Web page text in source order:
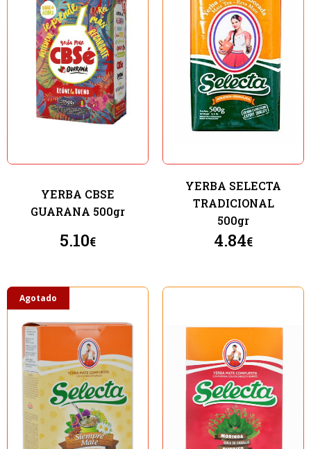
YERBA CBSE
GUARANA 500gr
5.10€
YERBA SELECTA
TRADICIONAL
500gr
4.84€
Agotado